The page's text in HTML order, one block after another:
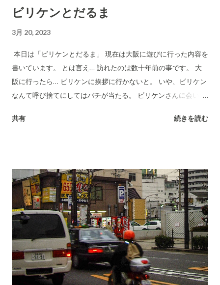
ビリケンとだるま
3月 20, 2023
本日は「ビリケンとだるま」 現在は大阪に遊びに行った内容を
書いています。 とは言え… 訪れたのは数十年前の事です。 大
阪に行ったら… ビリケンに挨拶に行かないと。 いや、ビリケン
なんて呼び捨てにしてはバチが当たる。 ビリケンさんに会いに
たらたこ焼きが有名だけど… やっぱり串揚げでしょ。 当時、大
ルどこにやったんだろ？？ 本日はこの辺で。
共有 続きを読む